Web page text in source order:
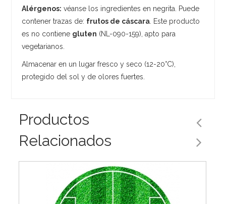
Alérgenos: véanse los ingredientes en negrita. Puede
contener trazas de: frutos de cáscara . Este producto
es no contiene gluten (NL-090-159), apto para
vegetarianos.
Almacenar en un lugar fresco y seco (12-20°C),
protegido del sol y de olores fuertes.
Productos
Relacionados